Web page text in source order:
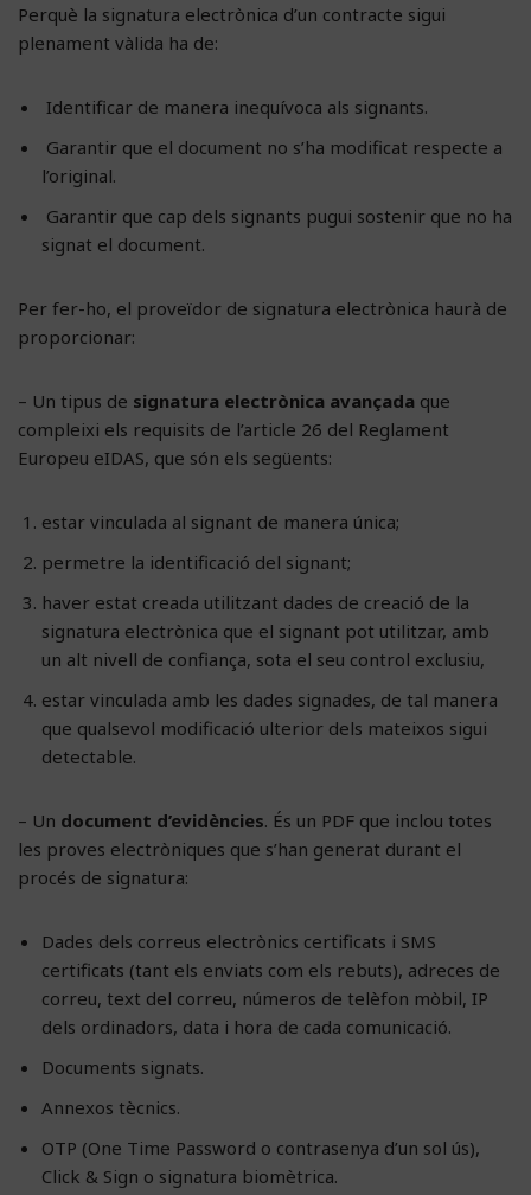
Perquè la signatura electrònica d’un contracte sigui
plenament vàlida ha de:
Identificar de manera inequívoca als signants.
Garantir que el document no s’ha modificat respecte a
l’original.
Garantir que cap dels signants pugui sostenir que no ha
signat el document.
Per fer-ho, el proveïdor de signatura electrònica haurà de
proporcionar:
– Un tipus de signatura electrònica avançada que
compleixi els requisits de l’article 26 del Reglament
Europeu eIDAS, que són els següents:
estar vinculada al signant de manera única;
permetre la identificació del signant;
haver estat creada utilitzant dades de creació de la
signatura electrònica que el signant pot utilitzar, amb
un alt nivell de confiança, sota el seu control exclusiu,
estar vinculada amb les dades signades, de tal manera
que qualsevol modificació ulterior dels mateixos sigui
detectable.
– Un document d’evidències. És un PDF que inclou totes
les proves electròniques que s’han generat durant el
procés de signatura:
Dades dels correus electrònics certificats i SMS
certificats (tant els enviats com els rebuts), adreces de
correu, text del correu, números de telèfon mòbil, IP
dels ordinadors, data i hora de cada comunicació.
Documents signats.
Annexos tècnics.
OTP (One Time Password o contrasenya d’un sol ús),
Click & Sign o signatura biomètrica.